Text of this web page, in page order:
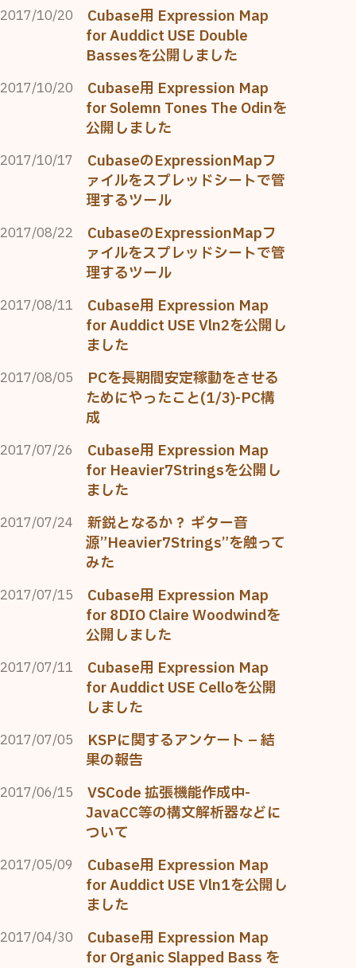
2017/10/20
Cubase用 Expression Map
for Auddict USE Double
Bassesを公開しました
2017/10/20
Cubase用 Expression Map
for Solemn Tones The Odinを
公開しました
2017/10/17
CubaseのExpressionMapフ
ァイルをスプレッドシートで管
理するツール
2017/08/22
CubaseのExpressionMapフ
ァイルをスプレッドシートで管
理するツール
2017/08/11
Cubase用 Expression Map
for Auddict USE Vln2を公開し
ました
2017/08/05
PCを長期間安定稼動をさせる
ためにやったこと(1/3)-PC構
成
2017/07/26
Cubase用 Expression Map
for Heavier7Stringsを公開し
ました
2017/07/24
新鋭となるか？ ギター音
源”Heavier7Strings”を触って
みた
2017/07/15
Cubase用 Expression Map
for 8DIO Claire Woodwindを
公開しました
2017/07/11
Cubase用 Expression Map
for Auddict USE Celloを公開
しました
2017/07/05
KSPに関するアンケート – 結
果の報告
2017/06/15
VSCode 拡張機能作成中-
JavaCC等の構文解析器などに
ついて
2017/05/09
Cubase用 Expression Map
for Auddict USE Vln1を公開し
ました
2017/04/30
Cubase用 Expression Map
for Organic Slapped Bass を